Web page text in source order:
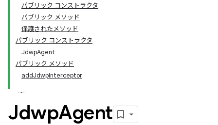
パブリック コンストラクタ
パブリック メソッド
保護されたメソッド
パブリック コンストラクタ
JdwpAgent
パブリック メソッド
addJdwpInterceptor
JdwpAgent